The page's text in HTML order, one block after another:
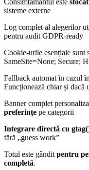
Consimțământul este stocat
sisteme externe
Log complet al alegerilor
pentru audit GDPR-ready
Cookie-urile esențiale sunt
SameSite=None; Secure;
Fallback automat în cazul
Funcționează chiar și
Banner complet
preferințe pe categorii
Integrare directă cu
fără „guess work”
Totul este gândit pentru
completă.